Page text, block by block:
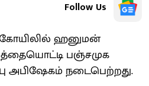
Follow Us
ஹனுமன்
பஞ்சமுக
அபிஷேகம் நடைபெற்றது.